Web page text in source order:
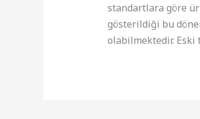
standartlara göre
gösterildiği bu
olabilmektedir.